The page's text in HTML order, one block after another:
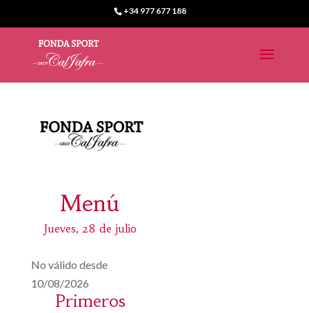
+34 977 677 188
Menú
Jueves, 28 de julio
No válido desde
10/08/2026
Primeros